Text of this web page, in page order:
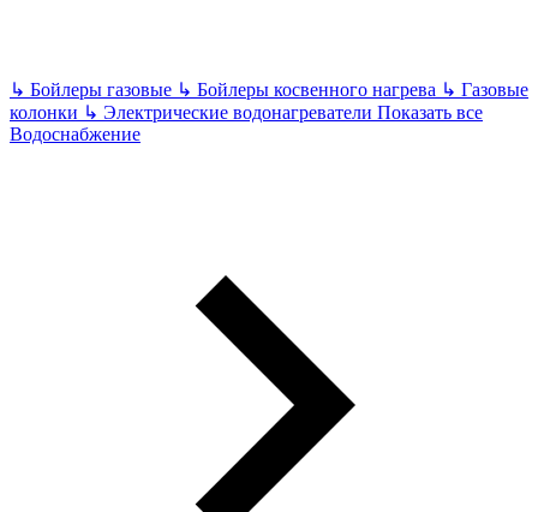
↳ Бойлеры газовые ↳ Бойлеры косвенного нагрева ↳ Газовые
колонки ↳ Электрические водонагреватели Показать все
Водоснабжение